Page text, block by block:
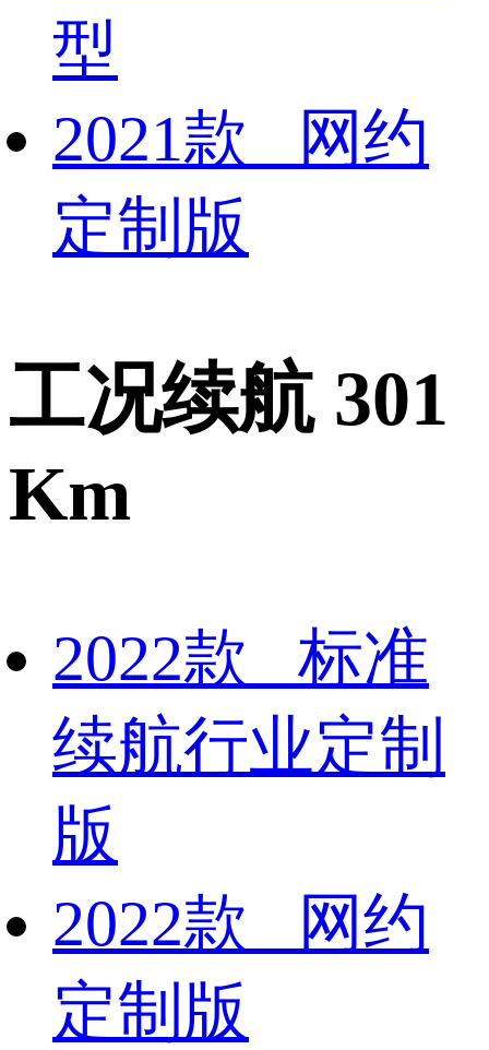
型
2021款 网约
定制版
工况续航 301
Km
2022款 标准
续航行业定制
版
2022款 网约
定制版